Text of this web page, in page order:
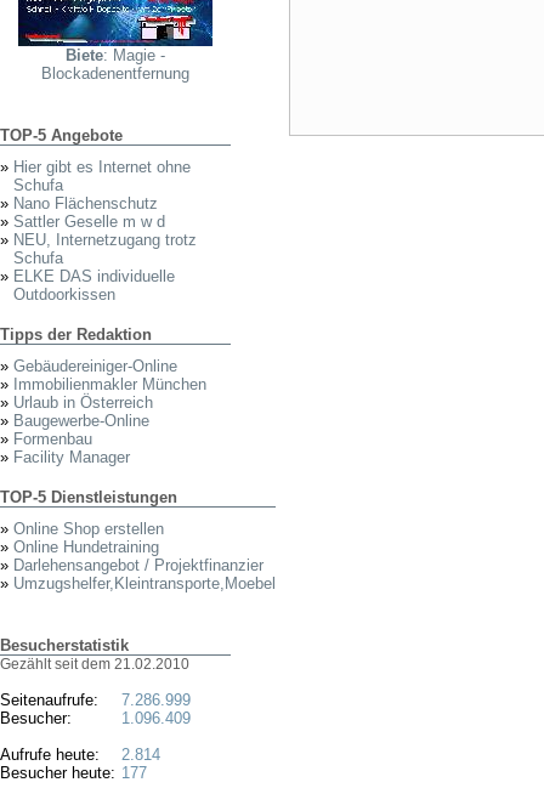
Biete: Magie -
Blockadenentfernung
TOP-5 Angebote
» Hier gibt es Internet ohne
Schufa
» Nano Flächenschutz
» Sattler Geselle m w d
» NEU, Internetzugang trotz
Schufa
» ELKE DAS individuelle
Outdoorkissen
Tipps der Redaktion
» Gebäudereiniger-Online
» Immobilienmakler München
» Urlaub in Österreich
» Baugewerbe-Online
» Formenbau
» Facility Manager
TOP-5 Dienstleistungen
» Online Shop erstellen
» Online Hundetraining
» Darlehensangebot / Projektfinanzier
» Umzugshelfer,Kleintransporte,Moebel
Besucherstatistik
Gezählt seit dem 21.02.2010
Seitenaufrufe:
Besucher:
Aufrufe heute:
Besucher heute:
7.286.999
1.096.409
2.814
177